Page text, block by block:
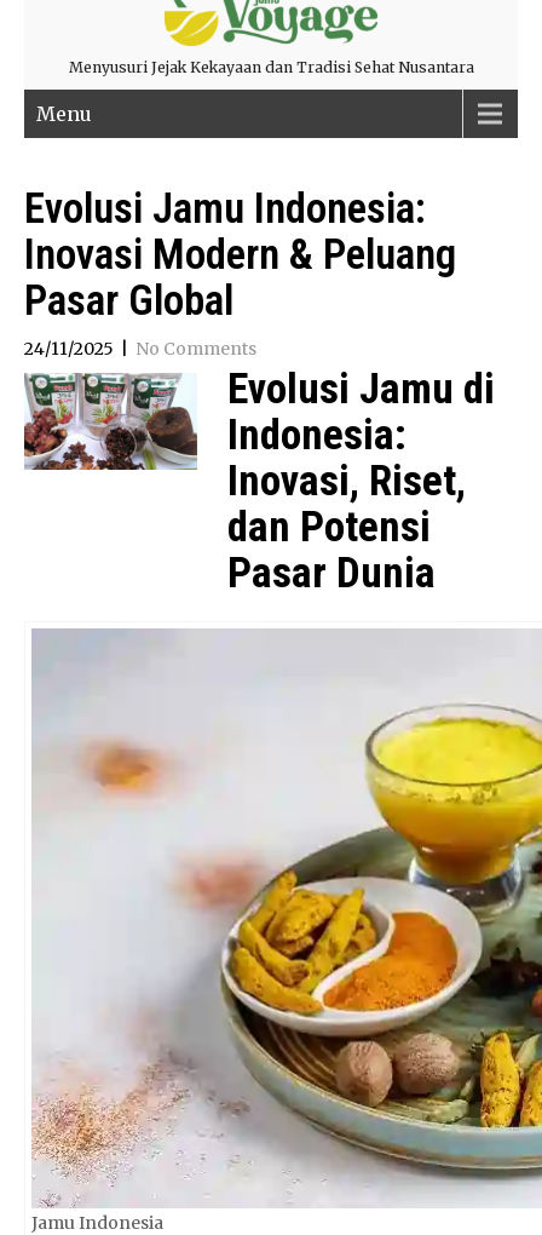
Menyusuri Jejak Kekayaan dan Tradisi Sehat Nusantara
Menu
Evolusi Jamu Indonesia:
Inovasi Modern & Peluang
Pasar Global
24/11/2025 No Comments
Evolusi Jamu di
Indonesia:
Inovasi, Riset,
dan Potensi
Pasar Dunia
Jamu Indonesia